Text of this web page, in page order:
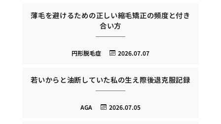
薄毛を避けるための正しい縮毛矯正の頻度と付き
合い方
2026.07.07
円形脱毛症
若いからと油断していた私の生え際後退克服記録
2026.07.05
AGA